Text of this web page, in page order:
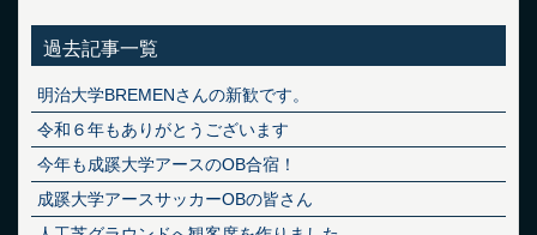
過去記事一覧
明治大学BREMENさんの新歓です。
令和６年もありがとうございます
今年も成蹊大学アースのOB合宿！
成蹊大学アースサッカーOBの皆さん